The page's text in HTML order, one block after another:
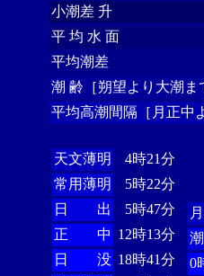
小潮差 升
平 均 水 面
平均潮差
潮 齢［朔望より大潮ま
平均高潮間隔［月正中
天文薄明
4時21分
常用薄明
5時22分
日 出
5時47分
正 中 12時13分
日 没 18時41分
0